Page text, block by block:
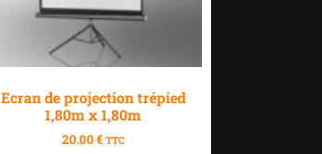
Ecran de projection trépied
1,80m x 1,80m
20.00€ TTC